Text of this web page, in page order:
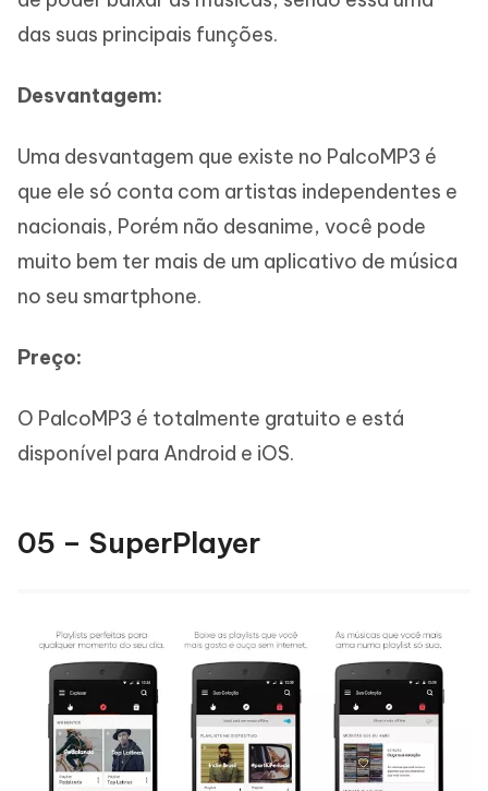
das suas principais funções.
Desvantagem:
Uma desvantagem que existe no PalcoMP3 é
que ele só conta com artistas independentes e
nacionais, Porém não desanime, você pode
muito bem ter mais de um aplicativo de música
no seu smartphone.
Preço:
O PalcoMP3 é totalmente gratuito e está
disponível para Android e iOS.
05 – SuperPlayer